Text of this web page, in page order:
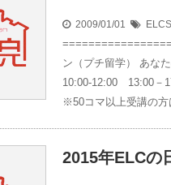
2009/01/01
ン（プチ留学） あな
10:00-12:00 13:00－
※50コマ以上受講の
2015年ELCの